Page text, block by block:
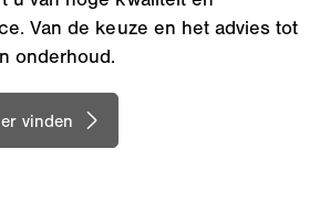
Van de keuze en het advies tot
onderhoud.